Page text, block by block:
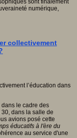
sont finalement
numérique,
collectivement
le cadre des
dans la salle de
avions posé cette
éducatifs à l'ère du
au service d'une